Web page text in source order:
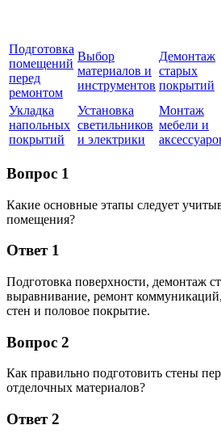
Подготовка
помещений
перед
ремонтом
Выбор
материалов и
инструментов
Демонтаж
старых
покрытий
Укладка
напольных
покрытий
Установка
светильников
и электрики
Монтаж
мебели и
Вопрос 1
Какие основные этапы следует
помещения?
Ответ 1
Подготовка поверхности, демонтаж
выравнивание, ремонт
стен и половое покрытие.
Вопрос 2
Как правильно подготовить стены
отделочных материалов?
Ответ 2